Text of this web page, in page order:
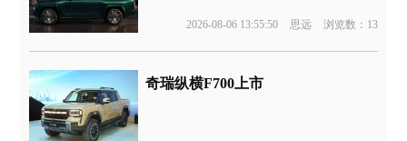
2026-08-06 13:55:50 思远 浏览数：13
奇瑞纵横F700上市